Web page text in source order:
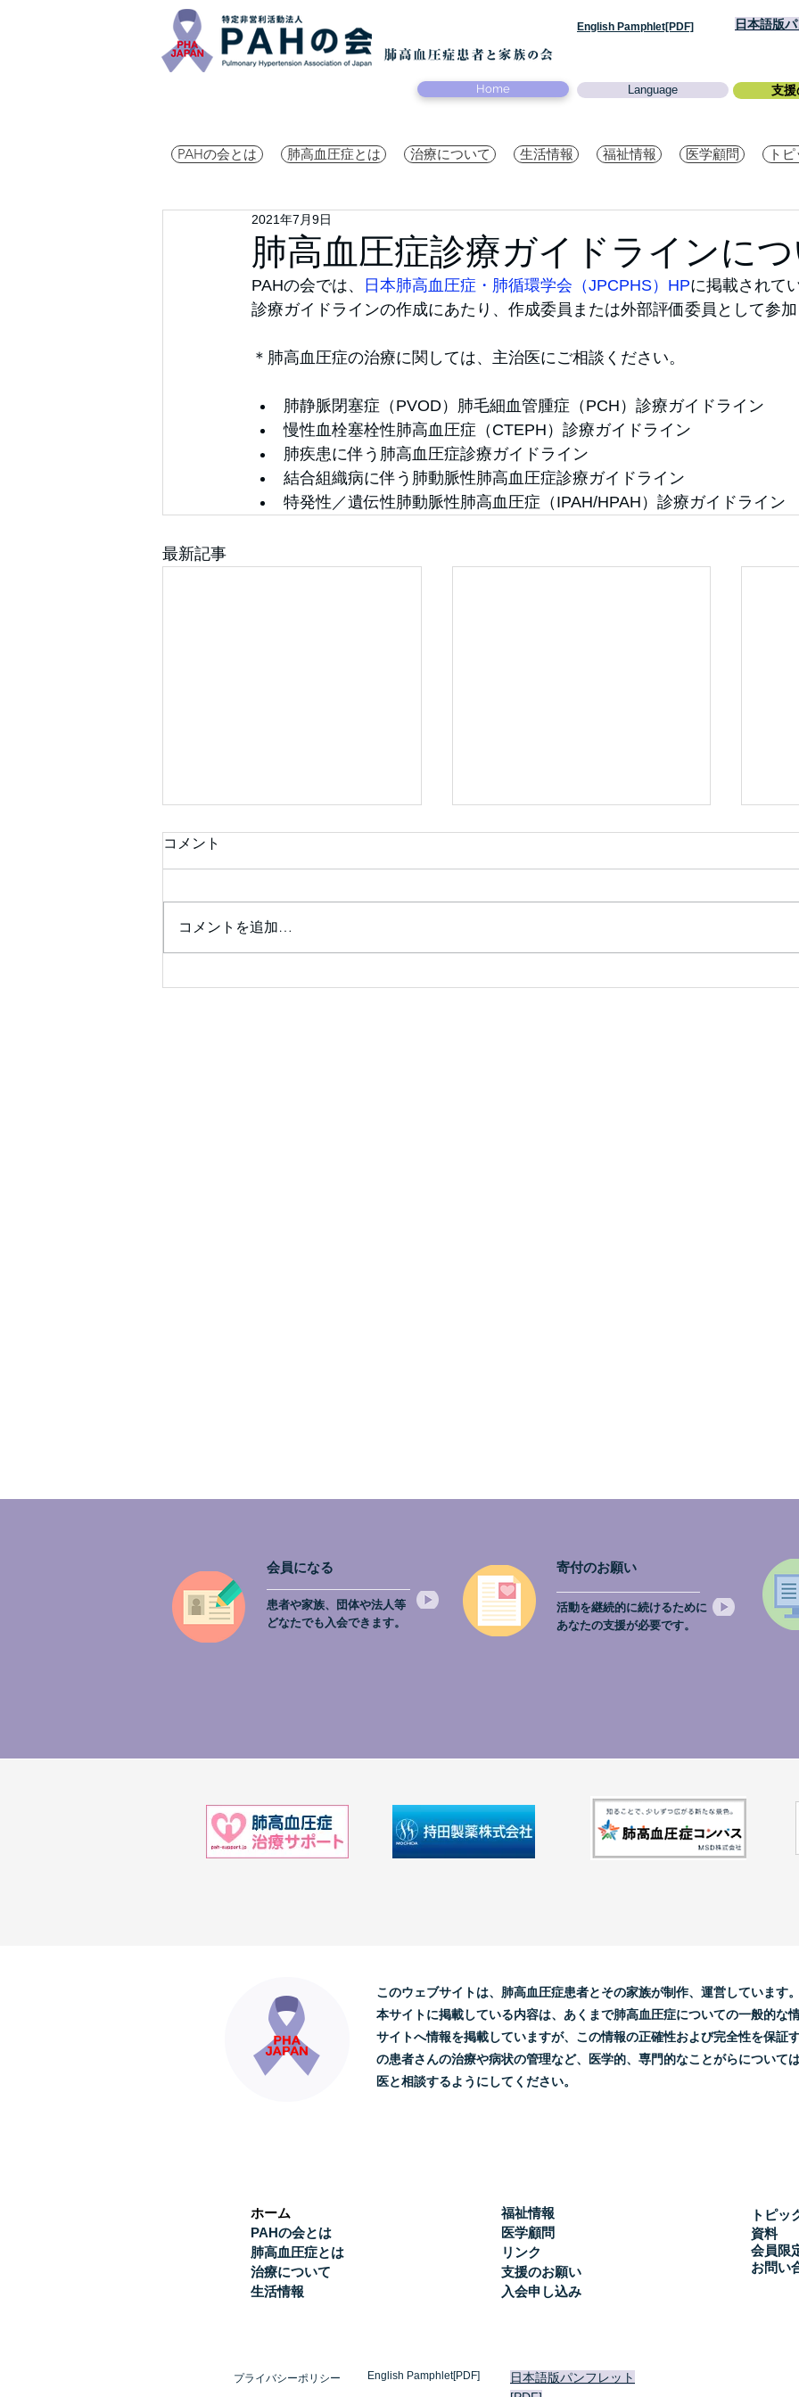
English Pamphlet[PDF] 日本語版
Home Language 支援
PAHの会とは 肺高血圧症とは 治療について 生活情報 福祉情報 医学顧問 ト
肺高血圧症診療ガイドラインにつ
2021年7月9日
PAHの会では、 日本肺高血圧症・肺循環学会（JPCPHS）HPに掲載されて
診療ガイドラインの作成にあたり、作成委員または外部評価委員として参
＊肺高血圧症の治療に関しては、主治医にご相談ください。
肺静脈閉塞症（PVOD）肺毛細血管腫症（PCH）診療ガイドライン
慢性血栓塞栓性肺高血圧症（CTEPH）診療ガイドライン
肺疾患に伴う肺高血圧症診療ガイドライン
結合組織病に伴う肺動脈性肺高血圧症診療ガイドライン
特発性／遺伝性肺動脈性肺高血圧症（IPAH/HPAH）診療ガイドライン
最新記事
コメント
コメントを追加…
会員になる
患者や家族、団体や法人等
どなたでも入会できます。
寄付のお願い
活動を継続的に続けるために
あなたの支援が必要です。
このウェブサイトは、肺高血圧症患者とその家族が制作、運営しています。
本サイトに掲載している内容は、あくまで肺高血圧症についての一般的な
サイトへ情報を掲載していますが、この情報の正確性および完全性を保証
の患者さんの治療や病状の管理など、医学的、専門的なことがらについて
医と相談するようにしてください。
ホーム
PAHの会とは
肺高血圧症とは
治療について
生活情報
福祉情報
医学顧問
リンク
支援のお願い
入会申し込み
トピッ
資料
会員限
お問い
プライバシーポリシー English Pamphlet[PDF]
日本語版パンフレット